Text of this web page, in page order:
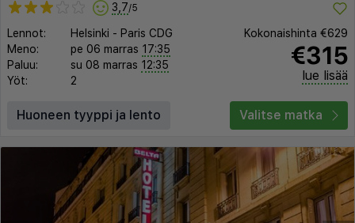
3,7/5
Lennot: Helsinki - Paris CDG
Meno:
pe 06 marras 17:35
Paluu:
su 08 marras 12:35
Yöt:
2
Kokonaishinta €629
€315
lue lisää
Huoneen tyyppi ja lento Valitse matka